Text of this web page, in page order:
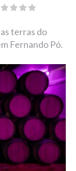
terras do
Fernando Pó.